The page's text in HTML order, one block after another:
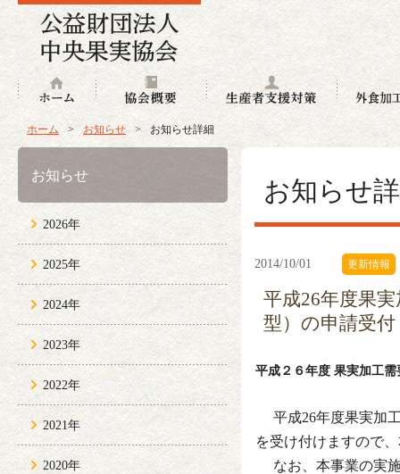
ホーム > お知らせ > お知らせ詳細
お知らせ
2026年
2025年
2024年
2023年
2022年
2021年
2020年
お知らせ
2014/10/01 更新情報
平成26年度果
型）の申請受
平成２６年度 果実加工
平成26年度果実加
を受け付けますので
なお、本事業の実施